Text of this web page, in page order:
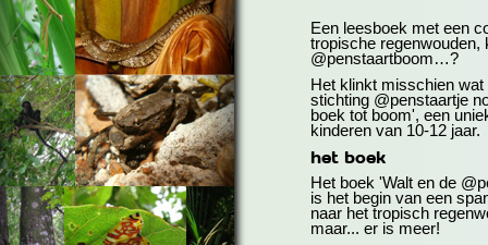
Een leesboek met een
tropische regenwouden,
@penstaartboom…?
Het klinkt misschien
stichting @penstaartje
boek tot boom', een
kinderen van 10-12 jaar.
het boek
Het boek 'Walt en de
is het begin van een
naar het tropisch
maar... er is meer!